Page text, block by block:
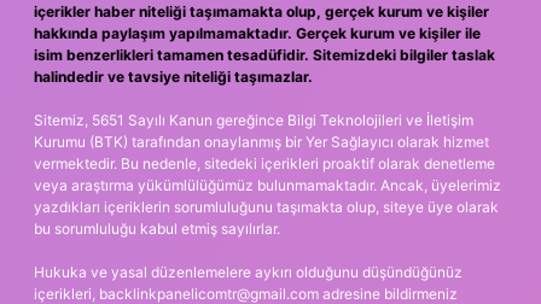
içerikler haber niteliği taşımamakta olup, gerçek kurum ve kişiler
hakkında paylaşım yapılmamaktadır. Gerçek kurum ve kişiler ile
isim benzerlikleri tamamen tesadüfidir. Sitemizdeki bilgiler taslak
halindedir ve tavsiye niteliği taşımazlar.
Sitemiz, 5651 Sayılı Kanun gereğince Bilgi Teknolojileri ve İletişim
Kurumu (BTK) tarafından onaylanmış bir Yer Sağlayıcı olarak hizmet
vermektedir. Bu nedenle, sitedeki içerikleri proaktif olarak denetleme
veya araştırma yükümlülüğümüz bulunmamaktadır. Ancak, üyelerimiz
yazdıkları içeriklerin sorumluluğunu taşımakta olup, siteye üye olarak
bu sorumluluğu kabul etmiş sayılırlar.
Hukuka ve yasal düzenlemelere aykırı olduğunu düşündüğünüz
içerikleri, backlinkpanelicomtr@gmail.com adresine bildirmeniz